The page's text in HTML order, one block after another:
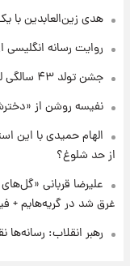
هدی زین‌العابدین با
روایت رسانه انگلیسی
جشن تولد ۴۳ سالگی لیلا اوتادی با یک سورپرایز ویژه + فیلم
نفیسه روشن از «دخترش»
الهام حمیدی با این
از حد شلوغ؟
علیرضا قربانی «گل‌های
غرق شد در گریه‌هایم + فیلم
رهبر انقلاب: رسانه‌ها